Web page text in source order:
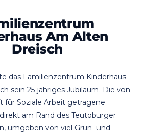
Am Alten
Dreisch
das Familienzentrum Kinderhaus
sein 25-jähriges Jubiläum. Die von
für Soziale Arbeit getragene
am Rand des Teutoburger
umgeben von viel Grün- und